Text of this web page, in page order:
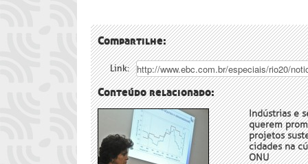
Compartilhe:
Link:
Conteúdo relacionado:
Indústrias e
querem
projetos
cidades na
ONU